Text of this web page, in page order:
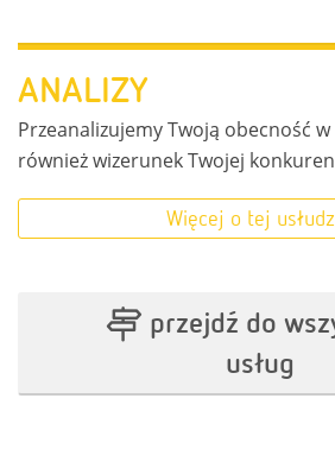
ANALIZY
Przeanalizujemy Twoją obecność
również wizerunek Twojej
Więcej o tej
przejdź do
usług